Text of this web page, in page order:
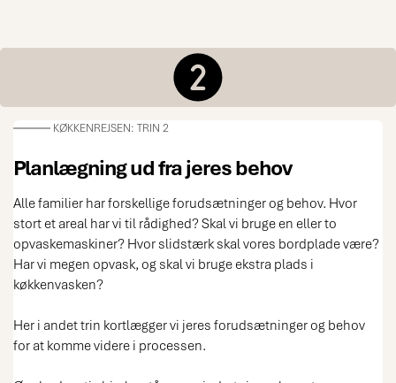
KØKKENREJSEN: TRIN 2
Planlægning ud fra jeres behov
Alle familier har forskellige forudsætninger og behov. Hvor
stort et areal har vi til rådighed? Skal vi bruge en eller to
opvaskemaskiner? Hvor slidstærk skal vores bordplade være?
Har vi megen opvask, og skal vi bruge ekstra plads i
køkkenvasken?
Her i andet trin kortlægger vi jeres forudsætninger og behov
for at komme videre i processen.